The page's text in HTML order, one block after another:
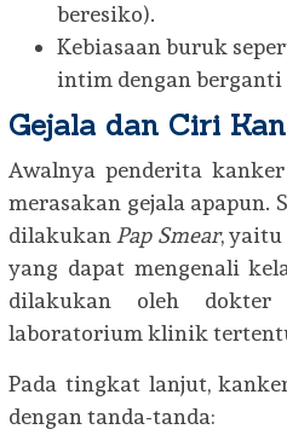
beresiko).
Kebiasaan buruk
intim dengan berganti
Gejala dan Ciri
Awalnya penderita
merasakan gejala apapun.
dilakukan Pap Smear, yaitu
yang dapat mengenali
dilakukan oleh
laboratorium klinik
Pada tingkat lanjut,
dengan tanda-tanda: